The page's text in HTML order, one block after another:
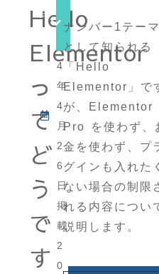
Hello
Elementor
っ
て
ど
う
で
す
0
4
年
4
月
2
6
日
掲
載
2
0
目
ナンバー1テーマ
として知られる
「Hello
Elementor」で
が、Elementor
Pro を使わず、
金を使わず、プ
グインも入れたく
ない場合の制限
れる内容につい
説明します。